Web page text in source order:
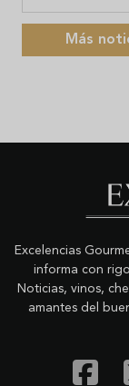
Más
Excelencias
informa con
Noticias, vinos,
amantes del